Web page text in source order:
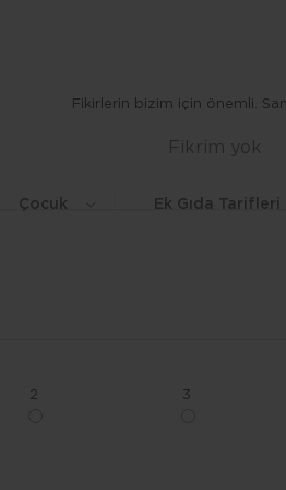
Çocuk Ek Gıda Tarifleri
Fikirlerin bizim için önemli.
Fikrim yok
2 3